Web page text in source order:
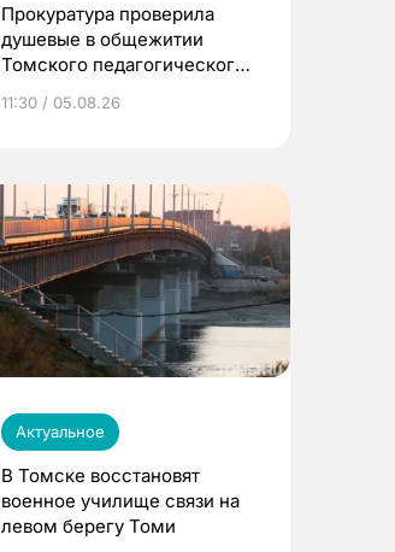
Прокуратура проверила
душевые в общежитии
Томского педагогического
11:30 / 05.08.26
Актуальное
В Томске восстановят
военное училище связи на
левом берегу Томи